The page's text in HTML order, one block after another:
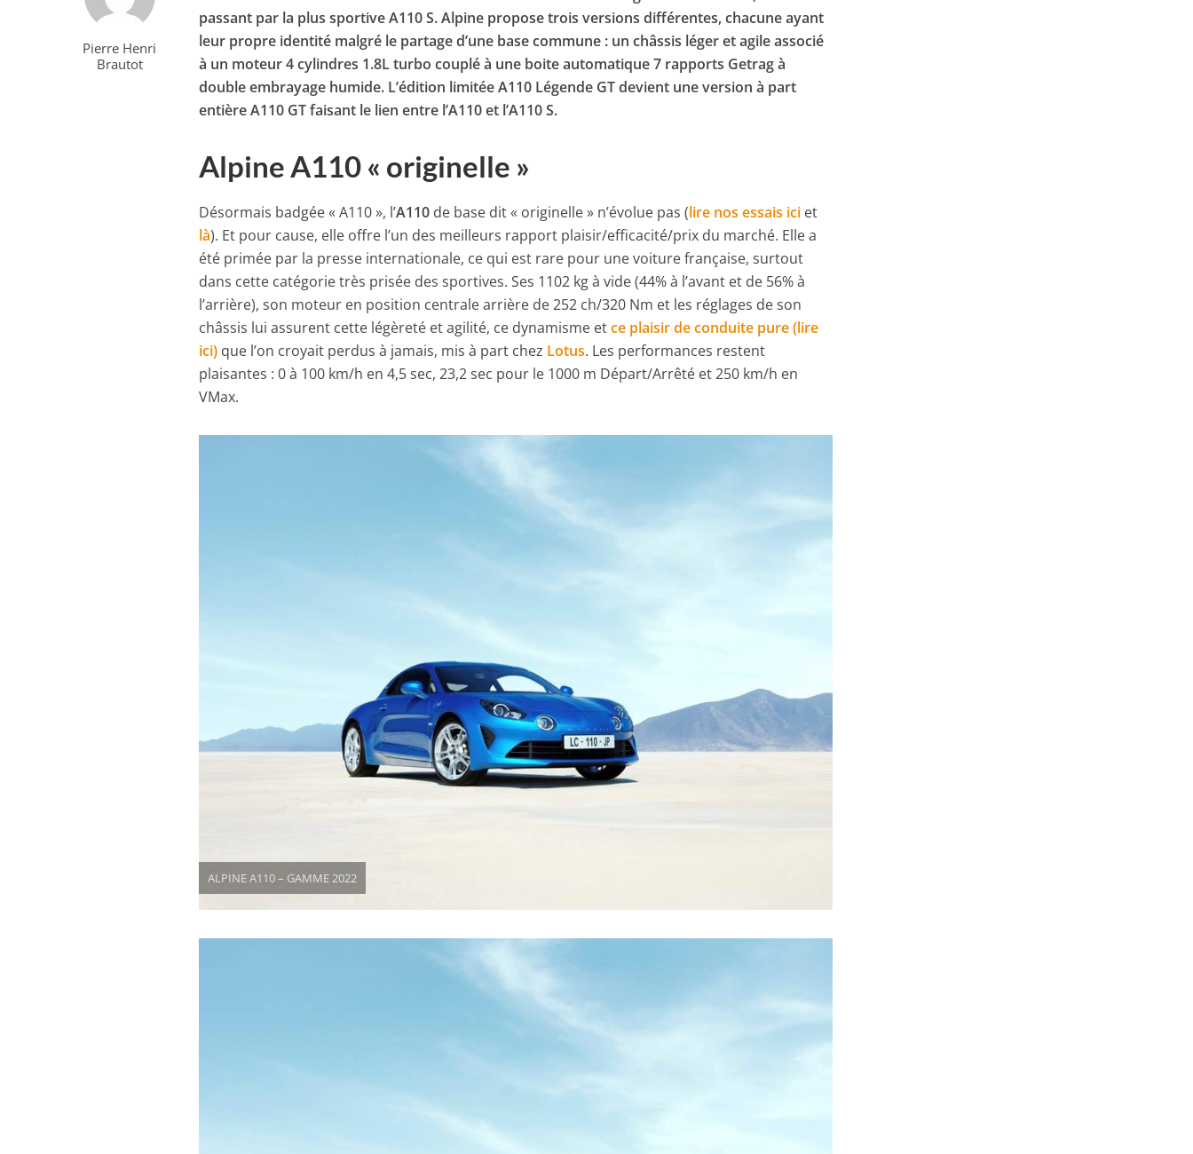
Pierre Henri
Brautot
passant par la plus sportive A110 S. Alpine propose trois versions différentes, chacune ayant
leur propre identité malgré le partage d’une base commune : un châssis léger et agile associé
à un moteur 4 cylindres 1.8L turbo couplé à une boite automatique 7 rapports Getrag à
double embrayage humide. L’édition limitée A110 Légende GT devient une version à part
entière A110 GT faisant le lien entre l’A110 et l’A110 S.
Alpine A110 « originelle »
Désormais badgée « A110 », l’A110 de base dit « originelle » n’évolue pas (lire nos essais ici et
là). Et pour cause, elle offre l’un des meilleurs rapport plaisir/efficacité/prix du marché. Elle a
été primée par la presse internationale, ce qui est rare pour une voiture française, surtout
dans cette catégorie très prisée des sportives. Ses 1102 kg à vide (44% à l’avant et de 56% à
l’arrière), son moteur en position centrale arrière de 252 ch/320 Nm et les réglages de son
châssis lui assurent cette légèreté et agilité, ce dynamisme etce plaisir de conduite pure (lire
ici) que l’on croyait perdus à jamais, mis à part chez Lotus. Les performances restent
plaisantes : 0 à 100 km/h en 4,5 sec, 23,2 sec pour le 1000 m Départ/Arrêté et 250 km/h en
VMax.
ALPINE A110 – GAMME 2022